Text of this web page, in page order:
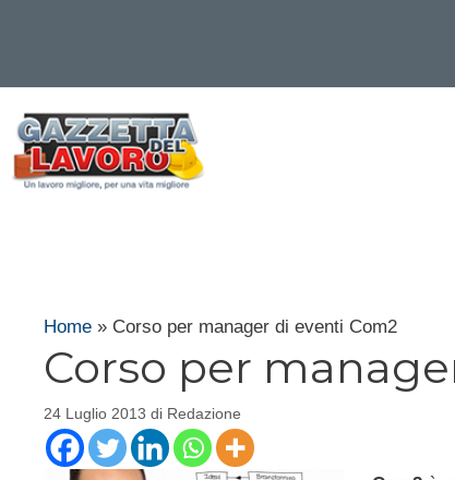
contenuto
Home » Corso per manager di eventi Com2
Corso per
24 Luglio 2013 di Redazione